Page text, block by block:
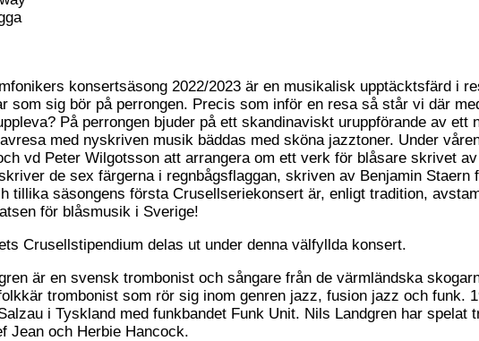
konsertsäsong 2022/2023 är en musikalisk upptäcktsfärd i
som sig bör på perrongen. Precis som inför en resa så står vi där
På perrongen bjuder på ett skandinaviskt uruppförande av
med nyskriven musik bäddas med sköna jazztoner. Under
vd Peter Wilgotsson att arrangera om ett verk för blåsare skrivet
de sex färgerna i regnbågsflaggan, skriven av Benjamin Staern
tillika säsongens första Crusellseriekonsert är, enligt tradition,
för blåsmusik i Sverige!
Crusellstipendium delas ut under denna välfyllda konsert.
är en svensk trombonist och sångare från de värmländska
trombonist som rör sig inom genren jazz, fusion jazz och funk.
i Tyskland med funkbandet Funk Unit. Nils Landgren har spelat
Jean och Herbie Hancock.